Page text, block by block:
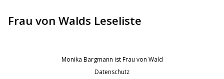
Frau von Walds Leseliste
Monika Bargmann ist Frau von Wald
Datenschutz